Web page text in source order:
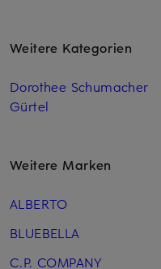
Weitere Kategorien
Dorothee Schumacher
Gürtel
Weitere Marken
ALBERTO
BLUEBELLA
C.P. COMPANY